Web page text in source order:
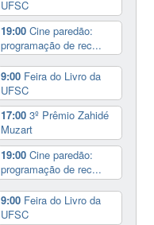
UFSC
19:00Cine paredão:
programação de rec...
9:00 Feira do Livro da
UFSC
17:003º Prêmio Zahidé
Muzart
19:00Cine paredão:
programação de rec...
9:00 Feira do Livro da
UFSC